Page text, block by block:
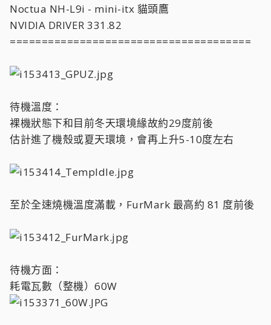
Noctua NH-L9i - mini-itx 貓頭鷹
NVIDIA DRIVER 331.82
======================================
待機溫度：
裸機狀態下和目前冬天環境緣故約29度前後
估計進了機殼或夏天環境，會再上升5-10度左右
至於全速燒機溫度滿載，FurMark 最高約 81 度前後
待機方面：
耗電瓦數（整機）60W